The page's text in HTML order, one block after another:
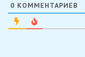
0 КОММЕНТАРИЕВ